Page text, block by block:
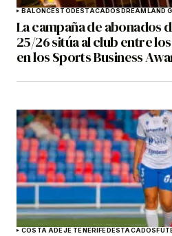
BALONCESTO DESTACADOS DREAMLAND
La campaña de abonados
25/26 sitúa al club entre
en los Sports Business
COSTA ADEJE TENERIFE DESTACADOS